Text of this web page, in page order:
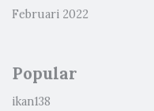
Februari 2022
Popular
ikan138